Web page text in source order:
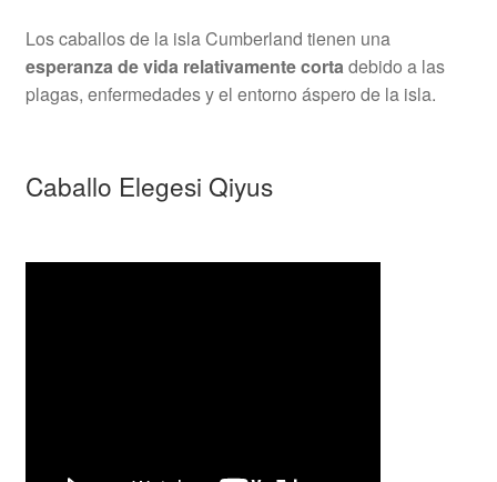
Los caballos de la isla Cumberland tienen una
esperanza de vida relativamente cortadebido a las
plagas, enfermedades y el entorno áspero de la isla.
Caballo Elegesi Qiyus